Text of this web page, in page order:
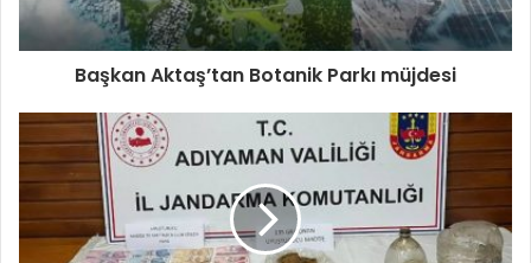
Başkan Aktaş’tan Botanik Parkı müjdesi